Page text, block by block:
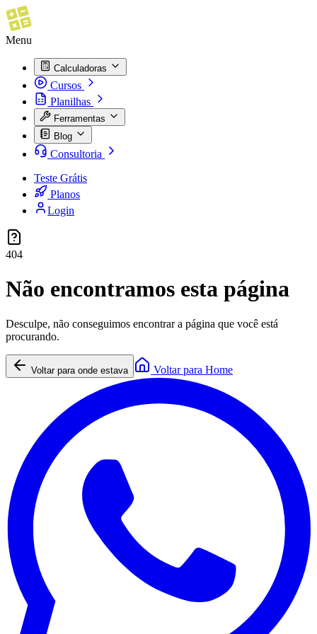
Menu
Calculadoras
Cursos
Planilhas
Ferramentas
Blog
Consultoria
Teste Grátis
Planos
Login
404
Não encontramos esta página
Desculpe, não conseguimos encontrar a página que você está
procurando.
Voltar para onde estava Voltar para Home